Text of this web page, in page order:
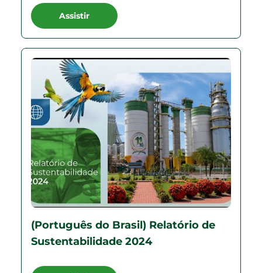
Assistir
(Português do Brasil) Relatório de
Sustentabilidade 2024